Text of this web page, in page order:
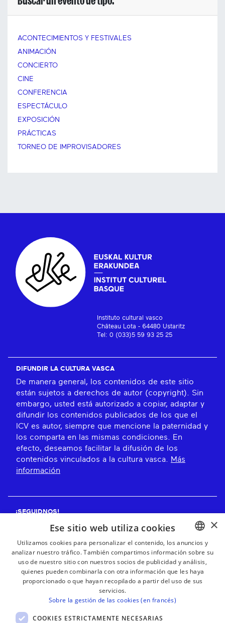
ACONTECIMIENTOS Y FESTIVALES
ANIMACIÓN
CONCIERTO
CINE
CONFERENCIA
ESPECTÁCULO
EXPOSICIÓN
PRÁCTICAS
TORNEO DE IMPROVISADORES
Instituto cultural vasco
Château Lota - 64480 Ustaritz
Tel: 0 (033)5 59 93 25 25
DIFUNDIR LA CULTURA VASCA
De manera general, los contenidos de este sitio
están sujetos a derechos de autor (copyright). Sin
embargo, usted está autorizado a copiar, adaptar y
difundir los contenidos publicados de los que el
ICV es autor, siempre que mencione la paternidad y
los comparta en las mismas condiciones. En
efecto, deseamos facilitar la difusión de los
contenidos vinculados a la cultura vasca.
Más
información
¡SEGUIDNOS!
¡RECIBE NUESTROS BOLETINES!
Suscribirse
BASQUE
FRENCH
×
Ese sitio web utiliza cookies
Utilizamos cookies para personalizar el contenido, los anuncios y
analizar nuestro tráfico. También compartimos información sobre su
uso de nuestro sitio con nuestros socios de publicidad y análisis,
quienes pueden combinarla con otra información que les haya
proporcionado o que hayan recopilado a partir del uso de sus
servicios.
Sobre la gestión de las cookies (en francés)
COOKIES ESTRICTAMENTE NECESARIAS